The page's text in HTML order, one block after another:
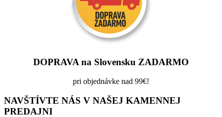
DOPRAVA na Slovensku ZADARMO
pri objednávke nad 99€!
NAVŠTÍVTE NÁS V NAŠEJ KAMENNEJ
PREDAJNI